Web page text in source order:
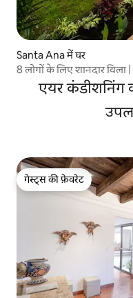
Santa Ana में घर
​8 लोगों के लिए शानदार विला
एयर कंडीशनिंग
गेस्ट्स की फ़ेवरेट
गेस्ट्स की फ़ेवरेट